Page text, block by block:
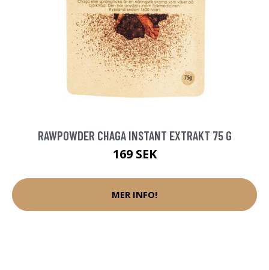
RAWPOWDER CHAGA INSTANT EXTRAKT 75 G
169 SEK
MER INFO!